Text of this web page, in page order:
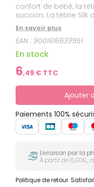
confort de bébé, la
succion. La tétine Silk
est aussi douce que
tétine acceptée par
En savoir plus
EAN : 9001616639951
En stock
6,49 € TTC
Ajouter
Paiements 100%
Livraison par la
À partir de 6,90€,
Politique de retour